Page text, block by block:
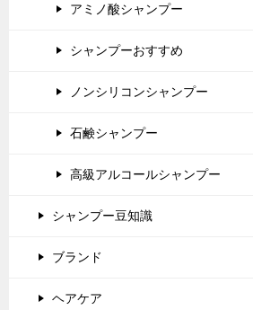
アミノ酸シャンプー
シャンプーおすすめ
ノンシリコンシャンプー
石鹸シャンプー
高級アルコールシャンプー
シャンプー豆知識
ブランド
ヘアケア